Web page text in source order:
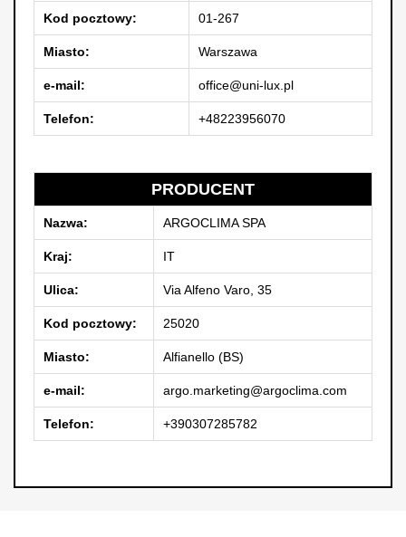
Kod pocztowy: 01-267
Miasto: Warszawa
e-mail: office@uni-lux.pl
Telefon: +48223956070
PRODUCENT
Nazwa: ARGOCLIMA SPA
Kraj: IT
Ulica: Via Alfeno Varo, 35
Kod pocztowy: 25020
Miasto: Alfianello (BS)
e-mail: argo.marketing@argoclima.com
Telefon: +390307285782